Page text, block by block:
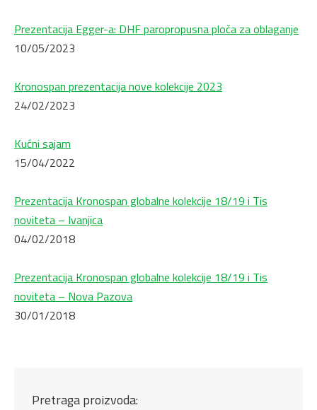
Prezentacija Egger-a: DHF paropropusna ploča za oblaganje
10/05/2023
Kronospan prezentacija nove kolekcije 2023
24/02/2023
Kućni sajam
15/04/2022
Prezentacija Kronospan globalne kolekcije 18/19 i Tis
noviteta – Ivanjica
04/02/2018
Prezentacija Kronospan globalne kolekcije 18/19 i Tis
noviteta – Nova Pazova
30/01/2018
Pretraga proizvoda: